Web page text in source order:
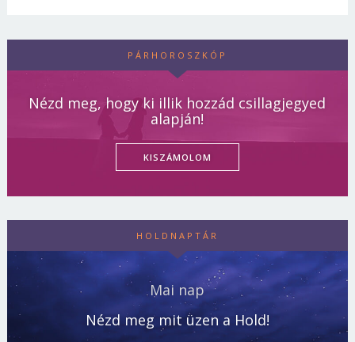
PÁRHOROSZKÓP
Nézd meg, hogy ki illik hozzád csillagjegyed
alapján!
KISZÁMOLOM
HOLDNAPTÁR
Mai nap
Nézd meg mit üzen a Hold!